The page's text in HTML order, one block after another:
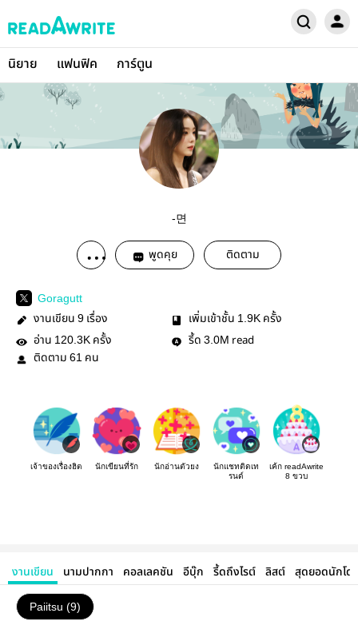
นิยาย แฟนฟิค การ์ตูน
-면
พูดคุย ติดตาม
Goragutt
งานเขียน 9 เรื่อง เพิ่มเข้าชั้น 1.9K ครั้ง
อ่าน 120.3K ครั้ง รี้ด 3.0M read
ติดตาม 61 คน
เจ้าของเรื่องฮิต นักเขียนที่รัก นักอ่านตัวยง
นักแชทติดเท
รนด์
เค้ก readAwrite
8 ขวบ
งานเขียน นามปากกา คอลเลคชัน อีบุ๊ก รี้ดถึงไรต์ ลิสต์ สุดยอดนักโด
Paiitsu (9)